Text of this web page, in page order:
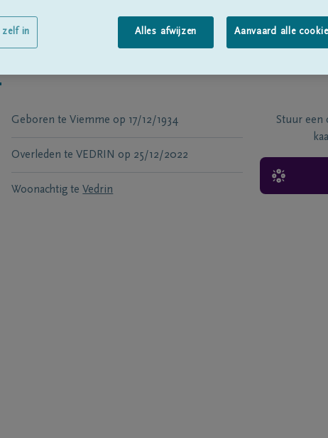
Geboren te Viemme op 17/12/1934
Overleden te VEDRIN op 25/12/2022
Woonachtig te Vedrin
Stuur een
Alles afwijzen Aanvaard alle
zelf in